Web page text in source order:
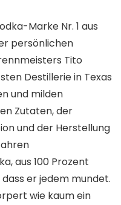
Marke Nr. 1 aus
persönlichen
Tito
Destillerie in Texas
und milden
Zutaten, der
und der Herstellung
aus 100 Prozent
er jedem mundet.
wie kaum ein